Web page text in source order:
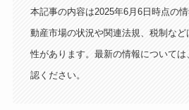
本記事の内容は2025年6月6日時点の
動産市場の状況や関連法規、税制な
性があります。最新の情報について
認ください。